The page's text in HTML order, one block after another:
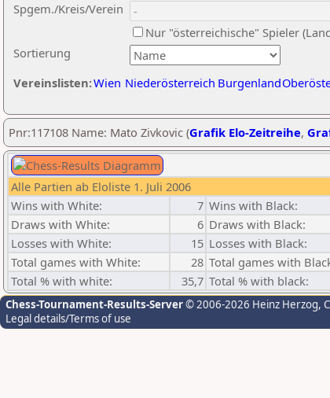
Sortierung
Spgem./Kreis/Verein
Nur "österreichische" Spieler
Vereinslisten:Wien Niederösterreich Burgenland
Pnr:117108 Name: Mato Zivkovic (Grafik Elo-Zeitreihe,
Alle Partien ab Eloliste 1. Juli 2006
Wins with White:
7 Wins with Black:
Draws with White:
6 Draws with Black:
Losses with White:
15 Losses with Black:
Total games with White:
28 Total games with
Total % with white:
35,7 Total % with black:
Chess-Tournament-Results-Server© 2006-2026 Heinz Herzog,
Legal details/Terms of use